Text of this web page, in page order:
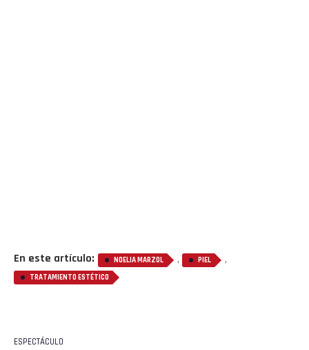
En este artículo: NOELIA MARZOL , PIEL ,
TRATAMIENTO ESTÉTICO
ESPECTÁCULO